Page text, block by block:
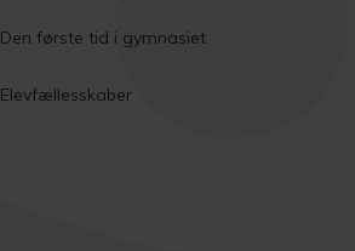
Den første tid i gymnasiet
Elevfællesskaber